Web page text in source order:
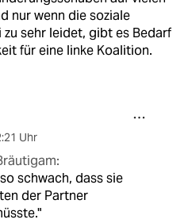
nur wenn die soziale
sehr leidet, gibt es Bedarf
für eine linke Koalition.
Uhr
schwach, dass sie
der Partner